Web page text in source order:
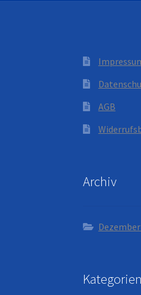
AGB
Archiv
Kategorien